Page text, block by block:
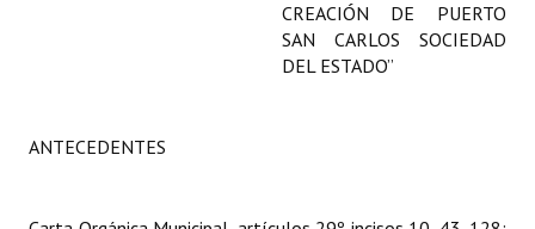
Organigrama
CREACIÓN DE PUERTO
SAN CARLOS SOCIEDAD
DEL ESTADO”
ANTECEDENTES